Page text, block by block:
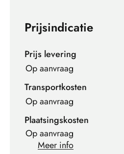
Prijsindicatie
Prijs levering
Op aanvraag
Transportkosten
Op aanvraag
Plaatsingskosten
Op aanvraag
Meer info